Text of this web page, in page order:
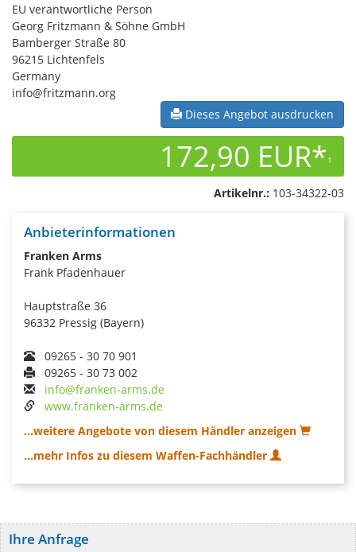
EU verantwortliche Person
Georg Fritzmann & Söhne GmbH
Bamberger Straße 80
96215 Lichtenfels
Germany
info@fritzmann.org
Dieses Angebot ausdrucken
172,90 EUR*1
Artikelnr.: 103-34322-03
Anbieterinformationen
Franken Arms
Frank Pfadenhauer
Hauptstraße 36
96332 Pressig (Bayern)
09265 - 30 70 901
09265 - 30 73 002
info@franken-arms.de
www.franken-arms.de
...weitere Angebote von diesem Händler anzeigen
...mehr Infos zu diesem Waffen-Fachhändler
Ihre Anfrage